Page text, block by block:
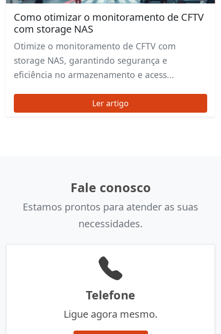
Como otimizar o monitoramento de CFTV
com storage NAS
Otimize o monitoramento de CFTV com
storage NAS, garantindo segurança e
eficiência no armazenamento e acess...
Ler artigo
Fale conosco
Estamos prontos para atender as suas
necessidades.
Telefone
Ligue agora mesmo.